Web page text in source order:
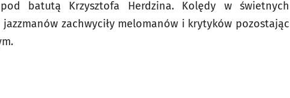
batutą Krzysztofa Herdzina. Kolędy w świetnych
zachwyciły melomanów i krytyków pozostając